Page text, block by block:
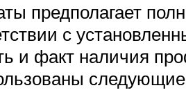
предполагает
с
и факт наличия